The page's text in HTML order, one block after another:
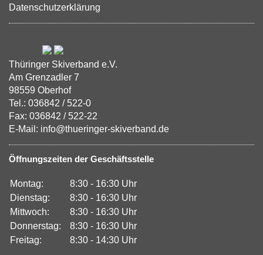
Datenschutzerklärung
Thüringer Skiverband e.V.
Am Grenzadler 7
98559 Oberhof
Tel.: 036842 / 522-0
Fax: 036842 / 522-22
E-Mail: info@thueringer-skiverband.de
Öffnungszeiten der Geschäftsstelle
Montag:
8:30 - 16:30 Uhr
Dienstag:
8:30 - 16:30 Uhr
Mittwoch:
8:30 - 16:30 Uhr
Donnerstag:
8:30 - 16:30 Uhr
Freitag:
8:30 - 14:30 Uhr